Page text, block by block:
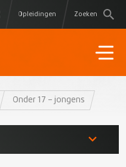
Opleidingen Zoeken
Onder 17 – jongens